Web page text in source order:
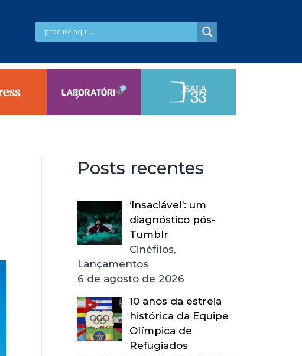
Posts recentes
‘Insaciável’: um
diagnóstico pós-
Tumblr
Cinéfilos,
Lançamentos
6 de agosto de 2026
10 anos da estreia
histórica da Equipe
Olímpica de
Refugiados